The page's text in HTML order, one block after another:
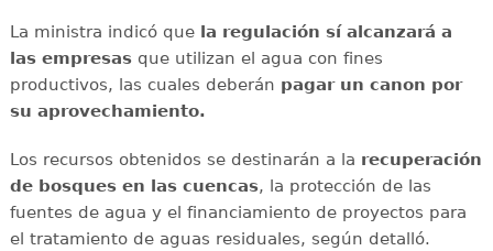
La ministra indicó que la regulación sí alcanzará a
las empresasque utilizan el agua con fines
productivos, las cuales deberán pagar un canon por
su aprovechamiento.
Los recursos obtenidos se destinarán a la recuperación
de bosques en las cuencas, la protección de las
fuentes de agua y el financiamiento de proyectos para
el tratamiento de aguas residuales, según detalló.